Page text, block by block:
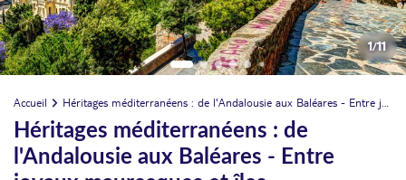
1/11
Accueil Héritages méditerranéens : de l'Andalousie aux Baléares - Entre joyaux mauresques et îles enchanteresses
Héritages méditerranéens : de
l'Andalousie aux Baléares - Entre